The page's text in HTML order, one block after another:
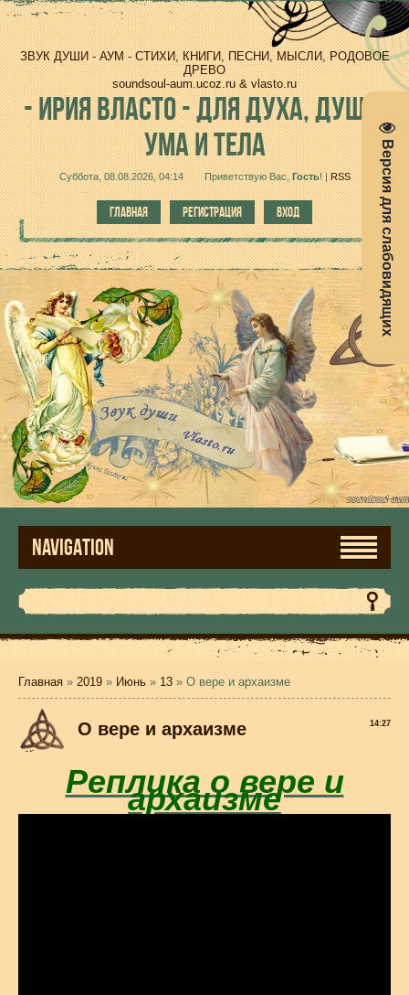
Версия для слабовидящих
ЗВУК ДУШИ - АУМ - СТИХИ, КНИГИ, ПЕСНИ, МЫСЛИ, РОДОВОЕ
ДРЕВО
soundsoul-aum.ucoz.ru & vlasto.ru
-ИРИЯ ВЛАСТО - ДЛЯ ДУХА, ДУШИ,
УМА И ТЕЛА
Суббота, 08.08.2026, 04:14 Приветствую Вас Гость!| RSS
ГЛАВНАЯ РЕГИСТРАЦИЯ ВХОД
NAVIGATION
Главная » 2019 » Июнь » 13 » О вере и архаизме
14:27
О вере и архаизме
Реплика о вере и
архаизме